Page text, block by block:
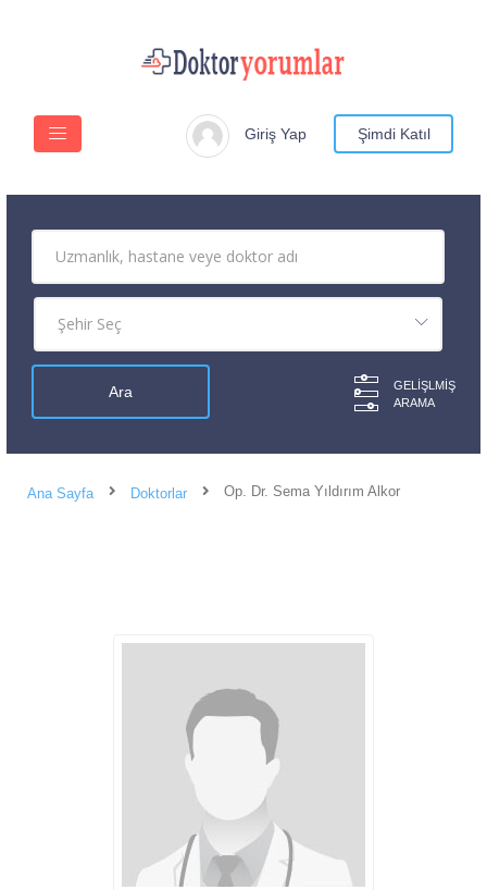
Giriş Yap Şimdi Katıl
GELIŞLMIŞ
ARAMA
Ana Sayfa Doktorlar Op. Dr. Sema Yıldırım Alkor